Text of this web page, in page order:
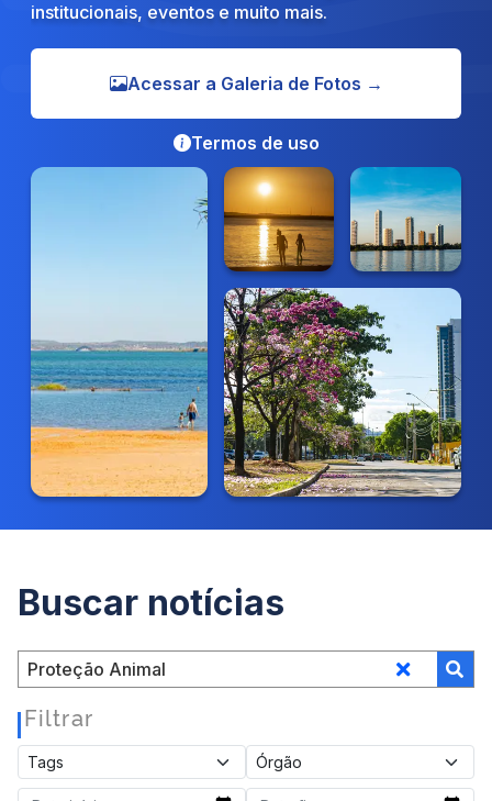
institucionais, eventos e muito mais.
Termos de uso
Acessar a Galeria de Fotos →
Buscar notícias
Filtrar